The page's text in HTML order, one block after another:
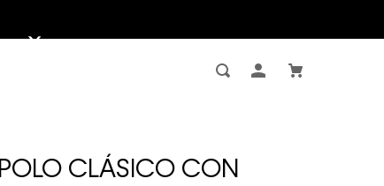
POLO CLÁSICO CON